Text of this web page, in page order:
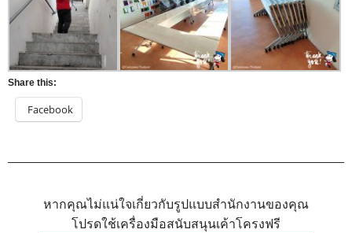
Share this:
Facebook
หากคุณไม่แน่ใจเกี่ยวกับรูปแบบสำนักงานของคุณ
โปรดใช้เครื่องมือสนับสนุนเค้าโครงฟรี